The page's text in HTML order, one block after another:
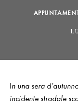
In una sera
incidente stradale